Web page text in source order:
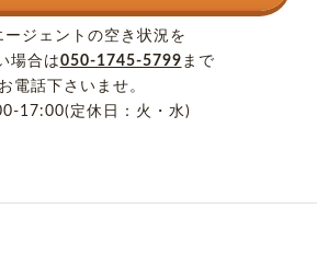
ージェントの空き状況を
場合は050-1745-5799 まで
お電話下さいませ。
17:00(定休日：火・水)